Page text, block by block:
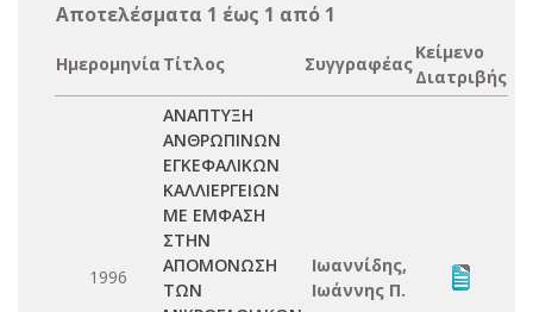
Αποτελέσματα 1 έως 1 από 1
Ημερομηνία Τίτλος Συγγραφέας
Κείμενο
Διατριβής
1996
ΑΝΑΠΤΥΞΗ
ΑΝΘΡΩΠΙΝΩΝ
ΕΓΚΕΦΑΛΙΚΩΝ
ΚΑΛΛΙΕΡΓΕΙΩΝ
ΜΕ ΕΜΦΑΣΗ
ΣΤΗΝ
ΑΠΟΜΟΝΩΣΗ
ΤΩΝ
Ιωαννίδης,
Ιωάννης Π.